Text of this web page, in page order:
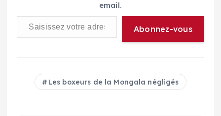
email.
Saisissez votre adresse e-mail…
Abonnez-vous
Les boxeurs de la Mongala négligés